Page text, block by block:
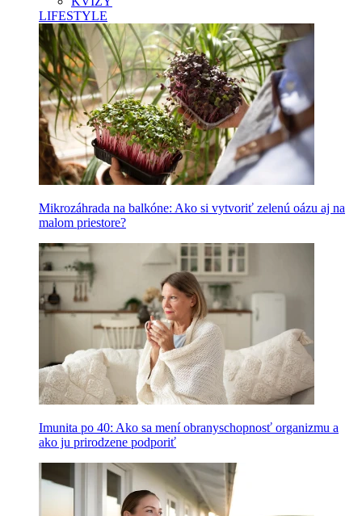
LIFESTYLE
Mikrozáhrada na balkóne: Ako si vytvoriť zelenú oázu aj na
malom priestore?
Imunita po 40: Ako sa mení obranyschopnosť organizmu a
ako ju prirodzene podporiť